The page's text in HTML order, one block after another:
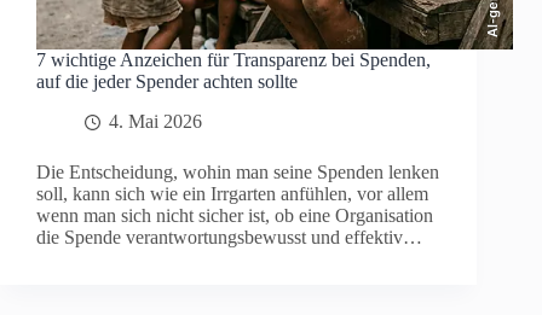
7 wichtige Anzeichen für Transparenz bei Spenden,
auf die jeder Spender achten sollte
4. Mai 2026
Die Entscheidung, wohin man seine Spenden lenken
soll, kann sich wie ein Irrgarten anfühlen, vor allem
wenn man sich nicht sicher ist, ob eine Organisation
die Spende verantwortungsbewusst und effektiv…